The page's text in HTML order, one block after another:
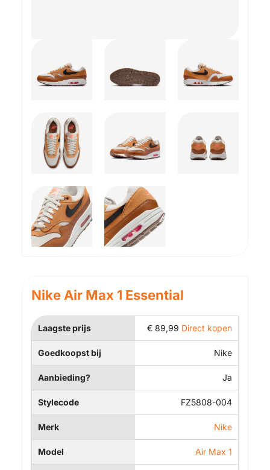
Nike Air Max 1 Essential
Laagste prijs € 89,99 Direct kopen
Goedkoopst bij Nike
Aanbieding? Ja
Stylecode FZ5808-004
Merk Nike
Model Air Max 1